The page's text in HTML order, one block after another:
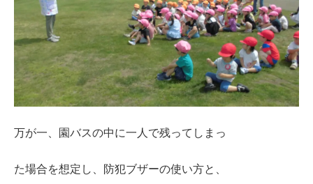
万が一、園バスの中に一人で残ってしまっ
た場合を想定し、防犯ブザーの使い方と、